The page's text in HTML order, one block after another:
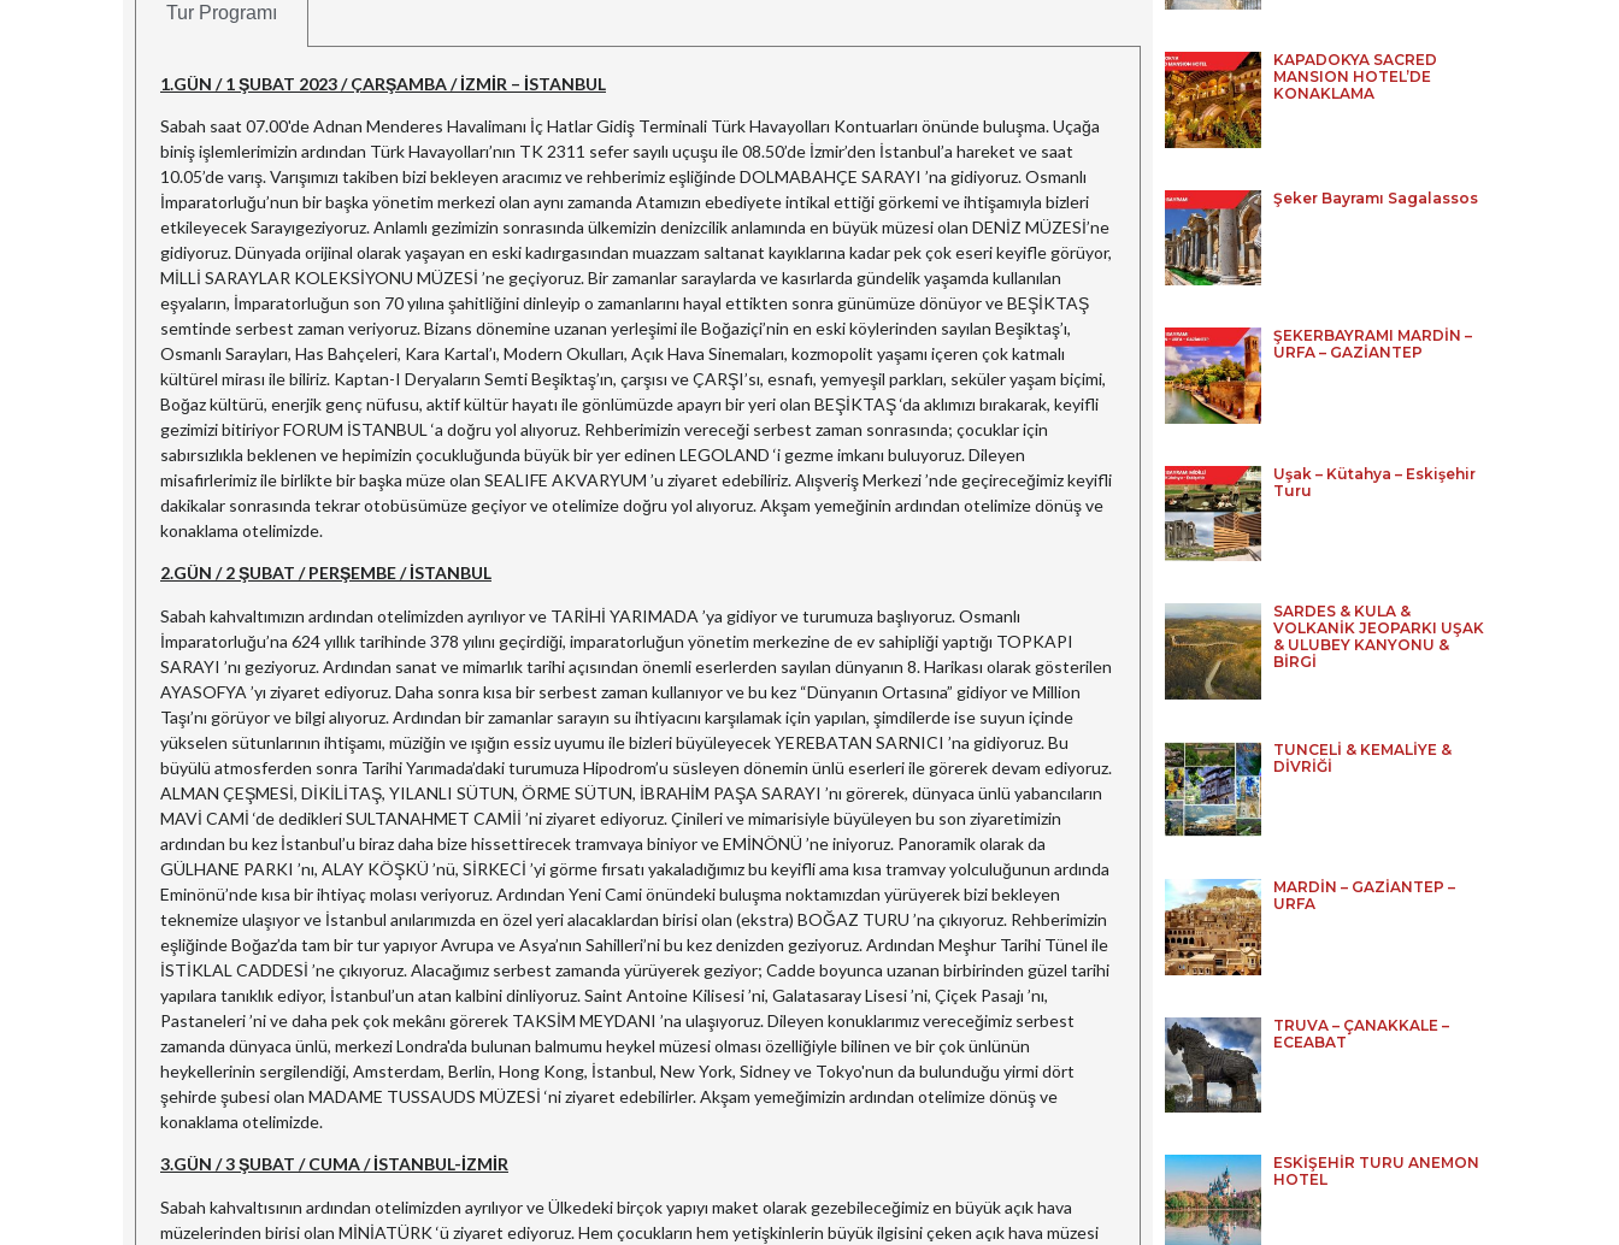
Tur Programı
1.GÜN / 1 ŞUBAT 2023 / ÇARŞAMBA / İZMİR – İSTANBUL
Sabah saat 07.00'de Adnan Menderes Havalimanı İç Hatlar Gidiş Terminali Türk Havayolları Kontuarları önünde buluşma. Uçağa
biniş işlemlerimizin ardından Türk Havayolları’nın TK 2311 sefer sayılı uçuşu ile 08.50’de İzmir’den İstanbul’a hareket ve saat
10.05’de varış. Varışımızı takiben bizi bekleyen aracımız ve rehberimiz eşliğinde DOLMABAHÇE SARAYI ’na gidiyoruz. Osmanlı
İmparatorluğu’nun bir başka yönetim merkezi olan aynı zamanda Atamızın ebediyete intikal ettiği görkemi ve ihtişamıyla bizleri
etkileyecek Sarayıgeziyoruz. Anlamlı gezimizin sonrasında ülkemizin denizcilik anlamında en büyük müzesi olan DENİZ MÜZESİ’ne
gidiyoruz. Dünyada orijinal olarak yaşayan en eski kadırgasından muazzam saltanat kayıklarına kadar pek çok eseri keyifle görüyor,
MİLLİ SARAYLAR KOLEKSİYONU MÜZESİ ’ne geçiyoruz. Bir zamanlar saraylarda ve kasırlarda gündelik yaşamda kullanılan
eşyaların, İmparatorluğun son 70 yılına şahitliğini dinleyip o zamanlarını hayal ettikten sonra günümüze dönüyor ve BEŞİKTAŞ
semtinde serbest zaman veriyoruz. Bizans dönemine uzanan yerleşimi ile Boğaziçi’nin en eski köylerinden sayılan Beşiktaş’ı,
Osmanlı Sarayları, Has Bahçeleri, Kara Kartal’ı, Modern Okulları, Açık Hava Sinemaları, kozmopolit yaşamı içeren çok katmalı
kültürel mirası ile biliriz. Kaptan-I Deryaların Semti Beşiktaş’ın, çarşısı ve ÇARŞI’sı, esnafı, yemyeşil parkları, seküler yaşam biçimi,
Boğaz kültürü, enerjik genç nüfusu, aktif kültür hayatı ile gönlümüzde apayrı bir yeri olan BEŞİKTAŞ ‘da aklımızı bırakarak, keyifli
gezimizi bitiriyor FORUM İSTANBUL ‘a doğru yol alıyoruz. Rehberimizin vereceği serbest zaman sonrasında; çocuklar için
sabırsızlıkla beklenen ve hepimizin çocukluğunda büyük bir yer edinen LEGOLAND ‘i gezme imkanı buluyoruz. Dileyen
misafirlerimiz ile birlikte bir başka müze olan SEALIFE AKVARYUM ’u ziyaret edebiliriz. Alışveriş Merkezi ’nde geçireceğimiz keyifli
dakikalar sonrasında tekrar otobüsümüze geçiyor ve otelimize doğru yol alıyoruz. Akşam yemeğinin ardından otelimize dönüş ve
konaklama otelimizde.
2.GÜN / 2 ŞUBAT / PERŞEMBE / İSTANBUL
Sabah kahvaltımızın ardından otelimizden ayrılıyor ve TARİHİ YARIMADA ’ya gidiyor ve turumuza başlıyoruz. Osmanlı
İmparatorluğu’na 624 yıllık tarihinde 378 yılını geçirdiği, imparatorluğun yönetim merkezine de ev sahipliği yaptığı TOPKAPI
SARAYI ’nı geziyoruz. Ardından sanat ve mimarlık tarihi açısından önemli eserlerden sayılan dünyanın 8. Harikası olarak gösterilen
AYASOFYA ’yı ziyaret ediyoruz. Daha sonra kısa bir serbest zaman kullanıyor ve bu kez “Dünyanın Ortasına” gidiyor ve Million
Taşı’nı görüyor ve bilgi alıyoruz. Ardından bir zamanlar sarayın su ihtiyacını karşılamak için yapılan, şimdilerde ise suyun içinde
yükselen sütunlarının ihtişamı, müziğin ve ışığın essiz uyumu ile bizleri büyüleyecek YEREBATAN SARNICI ’na gidiyoruz. Bu
büyülü atmosferden sonra Tarihi Yarımada’daki turumuza Hipodrom’u süsleyen dönemin ünlü eserleri ile görerek devam ediyoruz.
ALMAN ÇEŞMESİ, DİKİLİTAŞ, YILANLI SÜTUN, ÖRME SÜTUN, İBRAHİM PAŞA SARAYI ’nı görerek, dünyaca ünlü yabancıların
MAVİ CAMİ ‘de dedikleri SULTANAHMET CAMİİ ’ni ziyaret ediyoruz. Çinileri ve mimarisiyle büyüleyen bu son ziyaretimizin
ardından bu kez İstanbul’u biraz daha bize hissettirecek tramvaya biniyor ve EMİNÖNÜ ’ne iniyoruz. Panoramik olarak da
GÜLHANE PARKI ’nı, ALAY KÖŞKÜ ’nü, SİRKECİ ’yi görme fırsatı yakaladığımız bu keyifli ama kısa tramvay yolculuğunun ardında
Eminönü’nde kısa bir ihtiyaç molası veriyoruz. Ardından Yeni Cami önündeki buluşma noktamızdan yürüyerek bizi bekleyen
teknemize ulaşıyor ve İstanbul anılarımızda en özel yeri alacaklardan birisi olan (ekstra) BOĞAZ TURU ’na çıkıyoruz. Rehberimizin
eşliğinde Boğaz’da tam bir tur yapıyor Avrupa ve Asya’nın Sahilleri’ni bu kez denizden geziyoruz. Ardından Meşhur Tarihi Tünel ile
İSTİKLAL CADDESİ ’ne çıkıyoruz. Alacağımız serbest zamanda yürüyerek geziyor; Cadde boyunca uzanan birbirinden güzel tarihi
yapılara tanıklık ediyor, İstanbul’un atan kalbini dinliyoruz. Saint Antoine Kilisesi ’ni, Galatasaray Lisesi ’ni, Çiçek Pasajı ’nı,
Pastaneleri ’ni ve daha pek çok mekânı görerek TAKSİM MEYDANI ’na ulaşıyoruz. Dileyen konuklarımız vereceğimiz serbest
zamanda dünyaca ünlü, merkezi Londra'da bulunan balmumu heykel müzesi olması özelliğiyle bilinen ve bir çok ünlünün
heykellerinin sergilendiği, Amsterdam, Berlin, Hong Kong, İstanbul, New York, Sidney ve Tokyo'nun da bulunduğu yirmi dört
şehirde şubesi olan MADAME TUSSAUDS MÜZESİ ‘ni ziyaret edebilirler. Akşam yemeğimizin ardından otelimize dönüş ve
konaklama otelimizde.
3.GÜN / 3 ŞUBAT / CUMA / İSTANBUL-İZMİR
Sabah kahvaltısının ardından otelimizden ayrılıyor ve Ülkedeki birçok yapıyı maket olarak gezebileceğimiz en büyük açık hava
müzelerinden birisi olan MİNİATÜRK ‘ü ziyaret ediyoruz. Hem çocukların hem yetişkinlerin büyük ilgisini çeken açık hava müzesi
KAPADOKYA SACRED
MANSION HOTEL’DE
KONAKLAMA
Şeker Bayramı Sagalassos
ŞEKERBAYRAMI MARDİN –
URFA – GAZİANTEP
Uşak – Kütahya – Eskişehir
Turu
SARDES & KULA &
VOLKANİK JEOPARKI UŞAK
& ULUBEY KANYONU &
BİRGİ
TUNCELİ & KEMALİYE &
DİVRİĞİ
MARDİN – GAZİANTEP –
URFA
TRUVA – ÇANAKKALE –
ECEABAT
ESKİŞEHİR TURU ANEMON
HOTEL